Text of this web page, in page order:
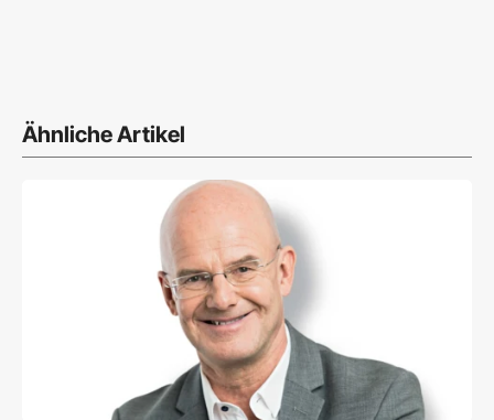
Ähnliche Artikel